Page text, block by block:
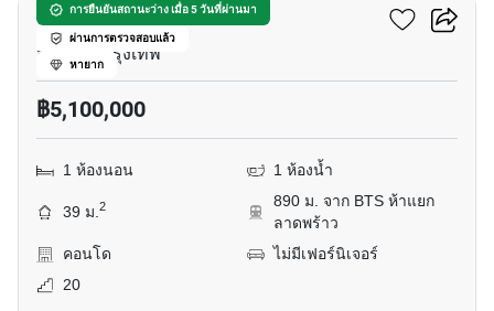
การยืนยันสถานะว่าง เมื่อ 5 วันที่ผ่านมา
ผ่านการตรวจสอบแล้ว
หายาก
อีควิน๊อกซ์ พหล-วิภา
จอมพล, กรุงเทพ
฿5,100,000
1 ห้องนอน 1 ห้องน้ำ
39 ม.2
890 ม. จาก BTS ห้าแยก
ลาดพร้าว
คอนโด
ไม่มีเฟอร์นิเจอร์
20